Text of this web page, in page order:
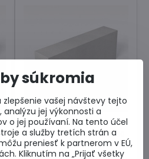
38%
YTONG Klasik 100
Priečková tvárnica šírky 100
mm. Cena za kus.
Skladom u dodávateľa
súkromia
vašej návštevy tejto
analýzu jej výkonnosti a
o jej používaní. Na tento účel
a služby tretích strán a
preniesť k partnerom v EÚ,
Kliknutím na „Prijať všetky